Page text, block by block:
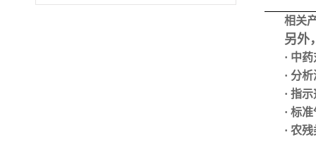
相关
另外
· 中
· 分
· 指
· 标准
· 农